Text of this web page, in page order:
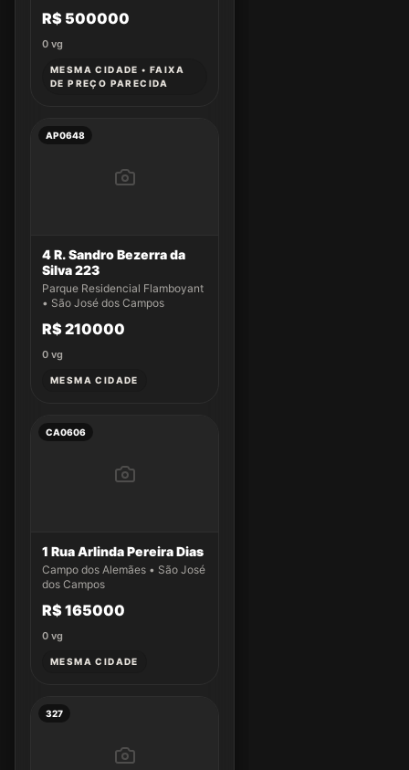
R$ 500000
0 vg
MESMA CIDADE • FAIXA
DE PREÇO PARECIDA
AP0648
4 R. Sandro Bezerra da
Silva 223
Parque Residencial Flamboyant
• São José dos Campos
R$ 210000
0 vg
MESMA CIDADE
CA0606
1 Rua Arlinda Pereira Dias
Campo dos Alemães • São José
dos Campos
R$ 165000
0 vg
MESMA CIDADE
327